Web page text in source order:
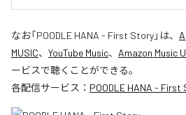
なお「POODLE HANA - First Story」は、
MUSIC、 YouTube Music、 Amazon Music
ービスで聴くことができる。
各配信サービス： POODLE HANA - First